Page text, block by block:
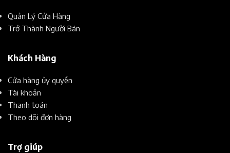
Quản Lý Cửa Hàng
Trở Thành Người Bán
Khách Hàng
Cửa hàng ủy quyền
Tài khoản
Thanh toán
Theo dõi đơn hàng
Trợ giúp